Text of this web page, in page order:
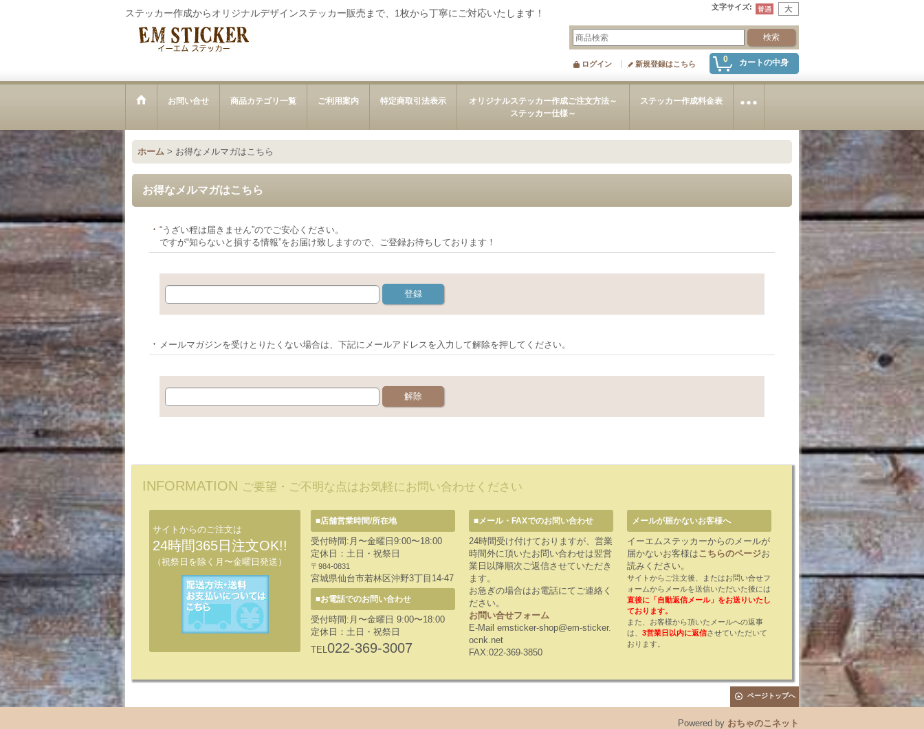
ステッカー作成からオリジナルデザインステッカー販売まで、1枚から丁寧にご対応いたします！
文字サイズ:
0 カートの中身
ログイン 新規登録はこちら
お問い合せ 商品カテゴリ一覧 ご利用案内 特定商取引法表示
オリジナルステッカー作成ご注文方法～
ステッカー仕様～
ステッカー作成料金表
ホーム > お得なメルマガはこちら
お得なメルマガはこちら
“うざい程は届きません”のでご安心ください。
ですが“知らないと損する情報”をお届け致しますので、ご登録お待ちしております！
メールマガジンを受けとりたくない場合は、下記にメールアドレスを入力して解除を押してください。
INFORMATION ご要望・ご不明な点はお気軽にお問い合わせください
サイトからのご注文は
24時間365日注文OK!!
（祝祭日を除く月〜金曜日発送）
■店舗営業時間/所在地
受付時間:月〜金曜日9:00〜18:00
定休日：土日・祝祭日
〒984-0831
宮城県仙台市若林区沖野3丁目14-47
■お電話でのお問い合わせ
受付時間:月〜金曜日 9:00〜18:00
定休日：土日・祝祭日
TEL022-369-3007
■メール・FAXでのお問い合わせ
24時間受け付けておりますが、営業
時間外に頂いたお問い合わせは翌営
業日以降順次ご返信させていただき
ます。
お急ぎの場合はお電話にてご連絡く
ださい。
お問い合せフォーム
E-Mail emsticker-shop@em-sticker.
ocnk.net
FAX:022-369-3850
メールが届かないお客様へ
イーエムステッカーからのメールが
届かないお客様はこちらのページお
読みください。
サイトからご注文後、またはお問い合せフ
ォームからメールを送信いただいた後には
直後に「自動返信メール」をお送りいたし
ております。
また、お客様から頂いたメールへの返事
は、 3営業日以内に返信させていただいて
おります。
ページトップへ
Powered by おちゃのこネット